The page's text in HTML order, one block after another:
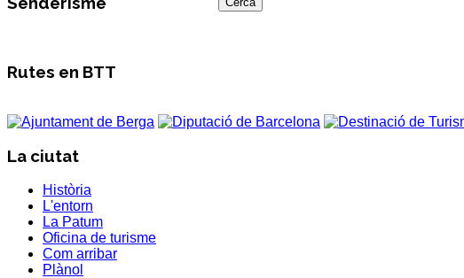
Rutes en BTT
La ciutat
Història
L'entorn
La Patum
Oficina de turisme
Com arribar
Plànol